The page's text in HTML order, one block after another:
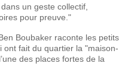
un geste collectif,
pour preuve."
Boubaker raconte les petits
fait du quartier la "maison-
des places fortes de la